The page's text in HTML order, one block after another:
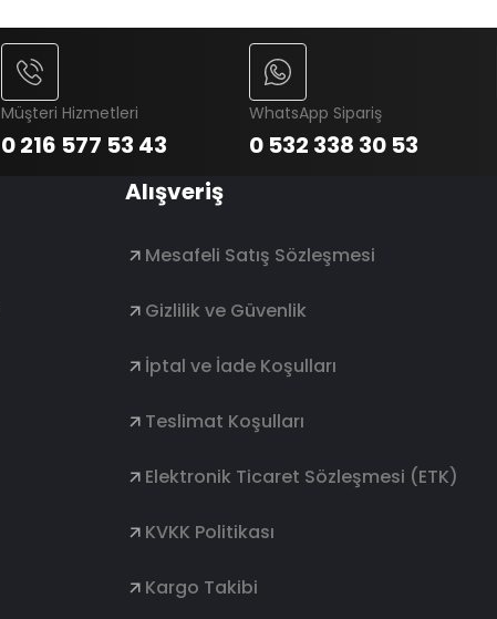
Müşteri Hizmetleri
0 216 577 53 43
WhatsApp Sipariş
0 532 338 30 53
Alışveriş
Mesafeli Satış Sözleşmesi
Gizlilik ve Güvenlik
İptal ve İade Koşulları
Teslimat Koşulları
Elektronik Ticaret Sözleşmesi (ETK)
KVKK Politikası
Kargo Takibi